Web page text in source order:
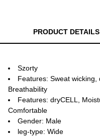
PRODUCT DETAILS
Szorty
Features: Sweat wicking,
Breathability
Features: dryCELL,
Comfortable
Gender: Male
leg-type: Wide